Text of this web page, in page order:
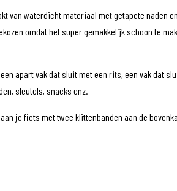
van waterdicht materiaal met getapete
omdat het super gemakkelijk schoon te
een apart vak dat sluit met een rits, een vak dat
sleutels, snacks enz.
je fiets met twee klittenbanden aan de